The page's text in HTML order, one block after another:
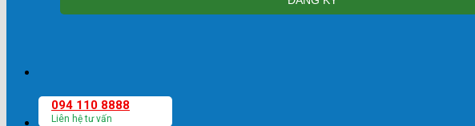
094 110 8888
Liên hệ tư vấn